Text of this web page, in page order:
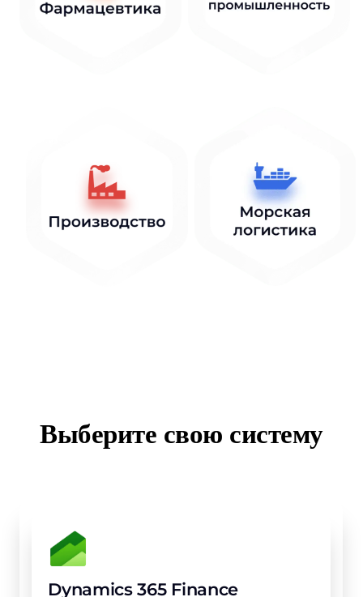
Выберите свою систему
Dynamics 365 Finance